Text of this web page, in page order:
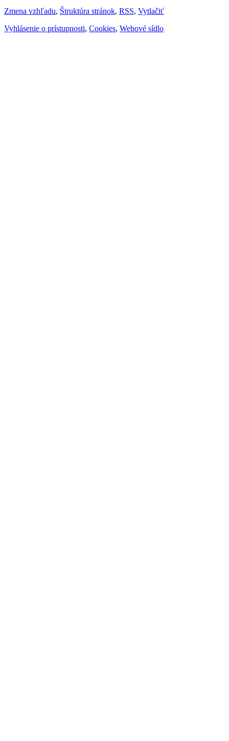
Zmena vzhľadu, Štruktúra stránok, RSS, Vytlačiť
Vyhlásenie o prístupnosti, Cookies, Webové sídlo